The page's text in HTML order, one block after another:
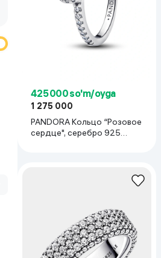
Virtual haqiqat ko'zoynaklari
Aqlli ko‘zoynaklar
425 000 so'm/oyga
1 275 000
PANDORA Кольцо “Розовое
сердце", cеребро 925